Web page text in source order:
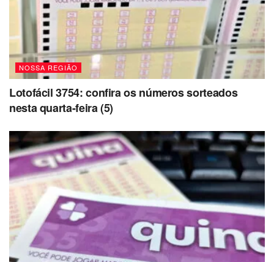
NOSSA REGIÃO
Lotofácil 3754: confira os números sorteados
nesta quarta-feira (5)